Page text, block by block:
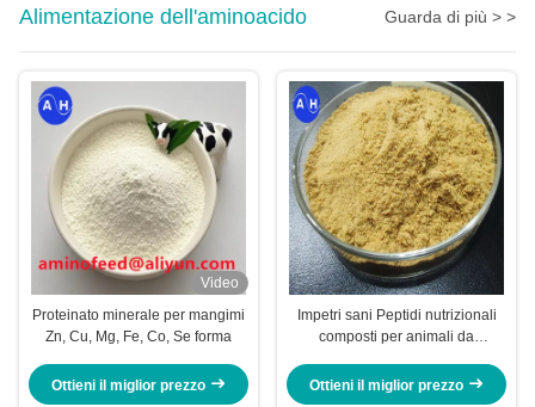
Alimentazione dell'aminoacido Guarda di più > >
Video
Proteinato minerale per mangimi
Zn, Cu, Mg, Fe, Co, Se forma
Ottieni il miglior prezzo
Impetri sani Peptidi nutrizionali
composti per animali da
Ottieni il miglior prezzo